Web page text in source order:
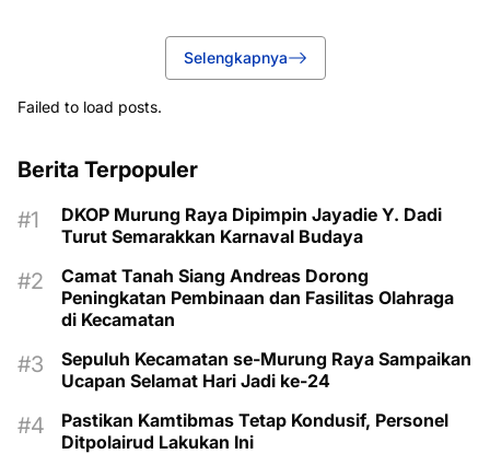
Selengkapnya
Failed to load posts.
Berita Terpopuler
DKOP Murung Raya Dipimpin Jayadie Y. Dadi
Turut Semarakkan Karnaval Budaya
Camat Tanah Siang Andreas Dorong
Peningkatan Pembinaan dan Fasilitas Olahraga
di Kecamatan
Sepuluh Kecamatan se-Murung Raya Sampaikan
Ucapan Selamat Hari Jadi ke-24
Pastikan Kamtibmas Tetap Kondusif, Personel
Ditpolairud Lakukan Ini